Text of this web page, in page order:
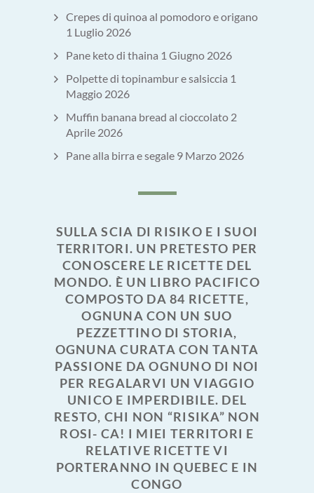
Crepes di quinoa al pomodoro e origano
1 Luglio 2026
Pane keto di thaina 1 Giugno 2026
Polpette di topinambur e salsiccia 1
Maggio 2026
Muffin banana bread al cioccolato 2
Aprile 2026
Pane alla birra e segale 9 Marzo 2026
SULLA SCIA DI RISIKO E I SUOI
TERRITORI. UN PRETESTO PER
CONOSCERE LE RICETTE DEL
MONDO. È UN LIBRO PACIFICO
COMPOSTO DA 84 RICETTE,
OGNUNA CON UN SUO
PEZZETTINO DI STORIA,
OGNUNA CURATA CON TANTA
PASSIONE DA OGNUNO DI NOI
PER REGALARVI UN VIAGGIO
UNICO E IMPERDIBILE. DEL
RESTO, CHI NON “RISIKA” NON
ROSI- CA! I MIEI TERRITORI E
RELATIVE RICETTE VI
PORTERANNO IN QUEBEC E IN
CONGO